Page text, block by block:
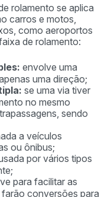
rolamento se aplica
carros e motos,
como aeroportos
de rolamento:
envolve uma
uma direção;
se uma via tiver
no mesmo
sendo
a veículos
ou ônibus;
por vários tipos
para facilitar as
conversões para